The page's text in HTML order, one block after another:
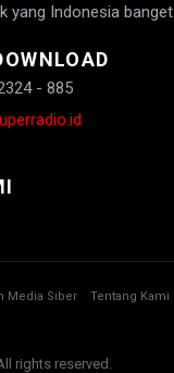
yang Indonesia
- 885
Media Siber
Tentang Kami
rights reserved.